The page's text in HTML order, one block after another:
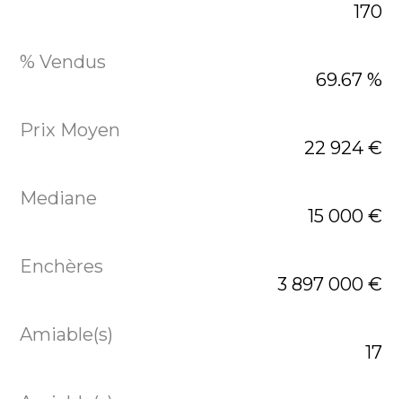
170
69.67 %
22 924 €
15 000 €
3 897 000 €
17